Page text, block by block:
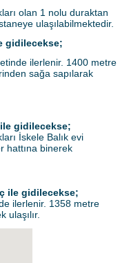
olan 1 nolu duraktan
ulaşılabilmektedir.
gidilecekse;
ilerlenir. 1400 metre
sağa sapılarak
İskele Balık evi
hattına binerek
ile gidilecekse;
ilerlenir. 1358 metre